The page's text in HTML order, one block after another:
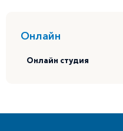
Онлайн
Онлайн студия